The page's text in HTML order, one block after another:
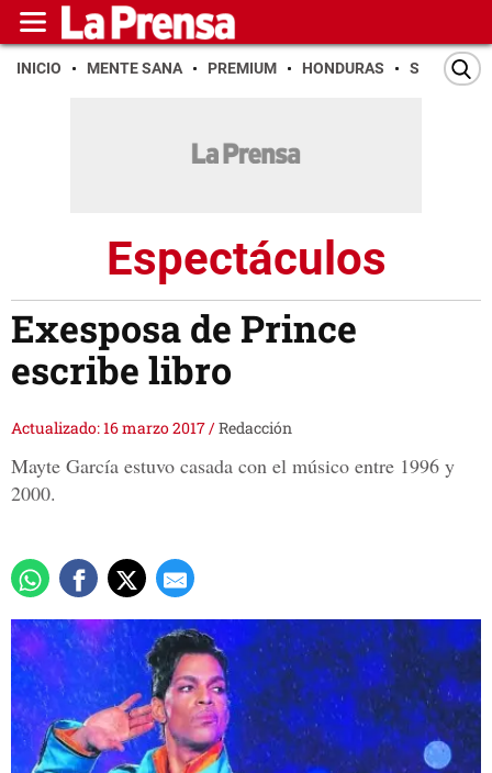
INICIO MENTE SANA PREMIUM HONDURAS SAN PEDRO
Espectáculos
Exesposa de Prince
escribe libro
Actualizado: 16 marzo 2017/Redacción
Mayte García estuvo casada con el músico entre 1996 y
2000.